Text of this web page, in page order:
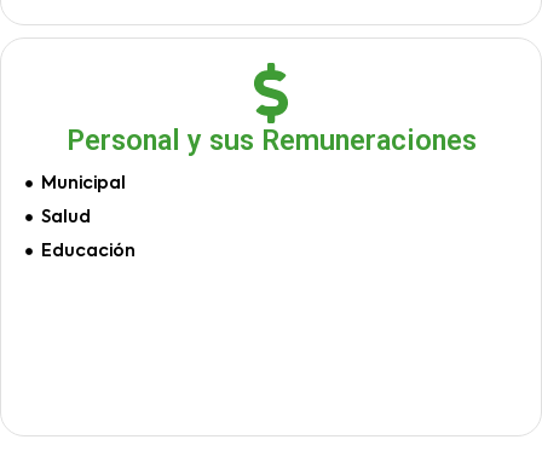
Personal y sus Remuneraciones
Municipal
Salud
Educación